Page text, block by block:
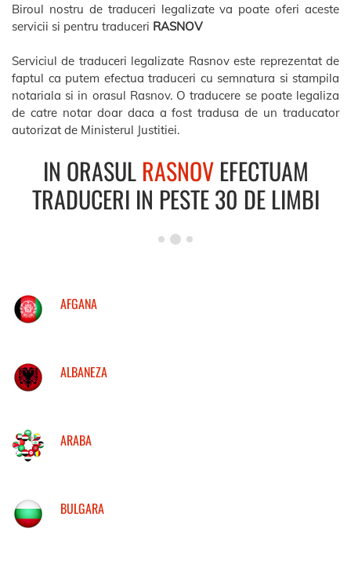
Biroul nostru de traduceri legalizate va poate oferi aceste
servicii si pentru traduceri RASNOV
Serviciul de traduceri legalizate Rasnov este reprezentat de
faptul ca putem efectua traduceri cu semnatura si stampila
notariala si in orasul Rasnov. O traducere se poate legaliza
de catre notar doar daca a fost tradusa de un traducator
autorizat de Ministerul Justitiei.
IN ORASULRASNOVEFECTUAM
TRADUCERI IN PESTE 30 DE LIMBI
AFGANA
ALBANEZA
ARABA
BULGARA